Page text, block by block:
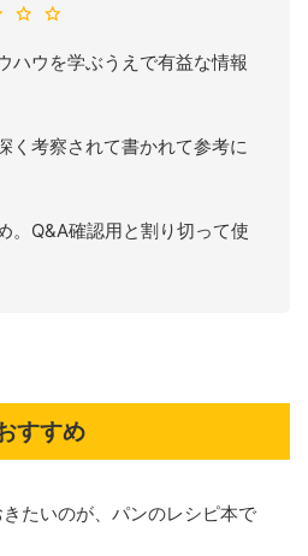
ハウを学ぶうえで有益な情報
く考察されて書かれて参考に
。Q&A確認用と割り切って使
すすめ
たいのが、パンのレシピ本で